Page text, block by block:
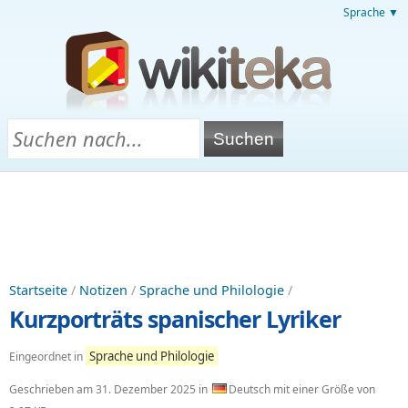
Sprache ▼
Startseite / Notizen / Sprache und Philologie /
Kurzporträts spanischer Lyriker
Eingeordnet in Sprache und Philologie
Geschrieben am31. Dezember 2025 in
Deutsch mit einer Größe von